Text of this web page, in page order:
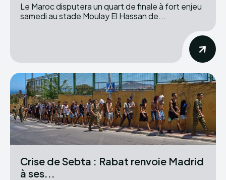
Le Maroc disputera un quart de finale à fort enjeu
samedi au stade Moulay El Hassan de...
Crise de Sebta : Rabat renvoie Madrid
à ses...